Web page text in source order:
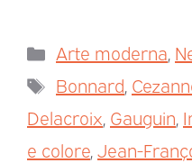
Arte moderna
Bonnard
Delacroix Gauguin
e colore Jean-